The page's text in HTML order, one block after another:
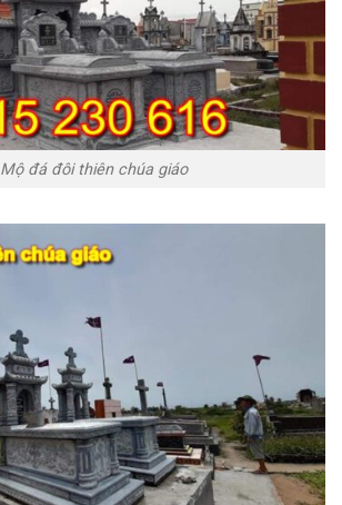
Mộ đá đôi thiên chúa giáo